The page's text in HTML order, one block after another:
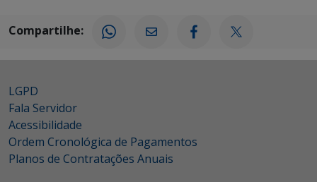
Compartilhe:
LGPD
Fala Servidor
Acessibilidade
Ordem Cronológica de Pagamentos
Planos de Contratações Anuais